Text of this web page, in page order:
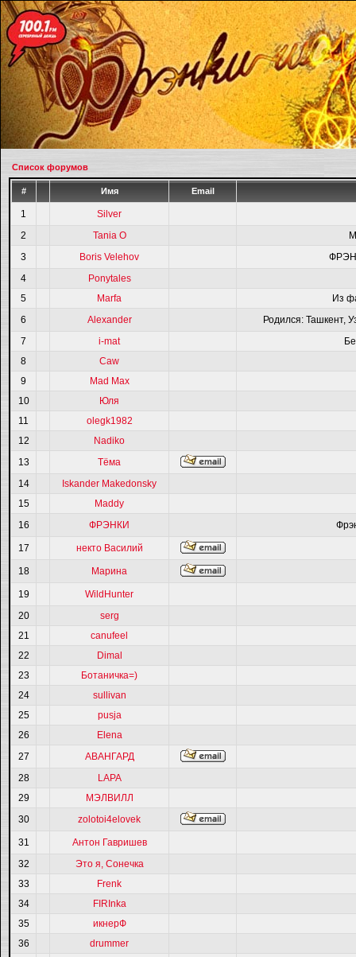
Список форумов
# Имя Email
1
Silver
2
Tania O
3
Boris Velehov
4
Ponytales
5
Marfa
Из
6
Alexander
Родился: Ташкент,
7
i-mat
8
Caw
9
Mad Max
10
Юля
11
olegk1982
12
Nadiko
13
Тёма
14
Iskander Makedonsky
15
Maddy
16
ФРЭНКИ
17 некто Василий
18 Марина
19
WildHunter
20
serg
21
canufeel
22
Dimal
23
Ботаничка=)
24
sullivan
25
pusja
26
Elena
27
АВАНГАРД
28
LAPA
29
МЭЛВИЛЛ
30
zolotoi4elovek
31
Антон Гавришев
32
Это я, Сонечка
33
Frenk
34
FIRInka
35
икнерФ
36
drummer